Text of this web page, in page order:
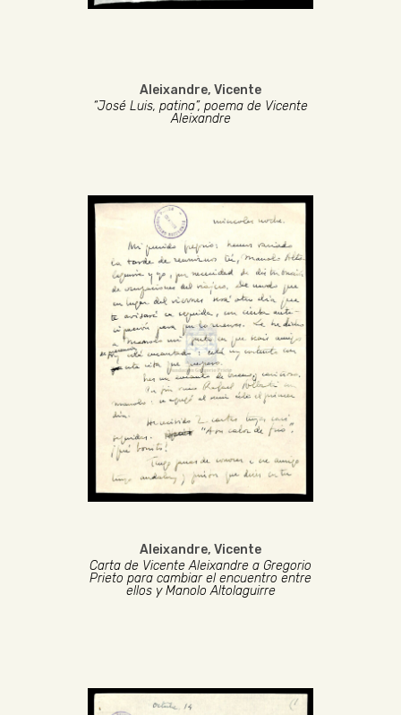
Aleixandre, Vicente
“José Luis, patina”, poema de Vicente
Aleixandre
Aleixandre, Vicente
Carta de Vicente Aleixandre a Gregorio
Prieto para cambiar el encuentro entre
ellos y Manolo Altolaguirre